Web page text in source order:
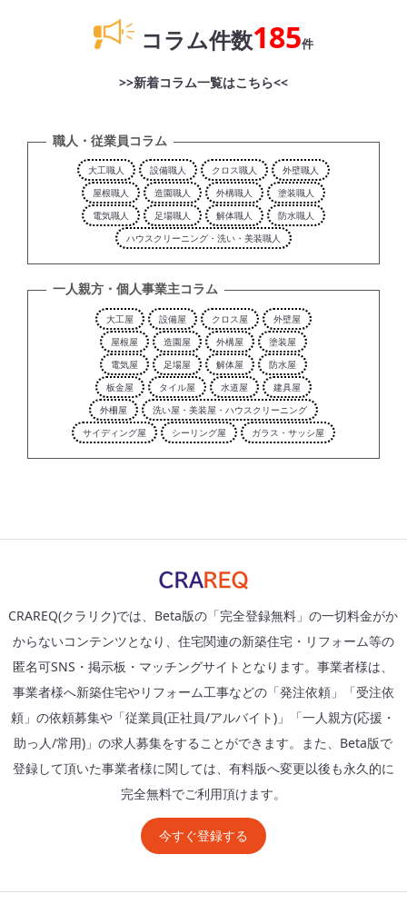
コラム件数185件
>>新着コラム一覧はこちら<<
職人・従業員コラム
大工職人 設備職人 クロス職人
外壁職人
屋根職人
造園職人 外構職人
塗装職人
電気職人
足場職人 解体職人
防水職人
ハウスクリーニング・洗い・美装職人
一人親方・個人事業主コラム
大工屋 設備屋 クロス屋
外壁屋
屋根屋
造園屋 外構屋
塗装屋
電気屋
足場屋 解体屋
防水屋
板金屋
タイル屋 水道屋
建具屋
外柵屋
洗い屋・美装屋・ハウスクリーニング
サイディング屋
シーリング屋 ガラス・サッシ屋
CRAREQ(クラリク)では、Beta版の「完全登録無料」の一切料金がか
からないコンテンツとなり、住宅関連の新築住宅・リフォーム等の
匿名可SNS・掲示板・マッチングサイトとなります。事業者様は、
事業者様へ新築住宅やリフォーム工事などの「発注依頼」「受注依
頼」の依頼募集や「従業員(正社員/アルバイト)」「一人親方(応援・
助っ人/常用)」の求人募集をすることができます。また、Beta版で
登録して頂いた事業者様に関しては、有料版へ変更以後も永久的に
完全無料でご利用頂けます。
今すぐ登録する